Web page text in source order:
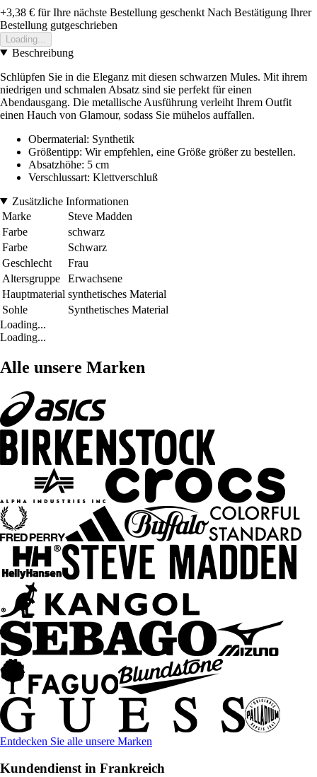
+3,38 € für Ihre nächste Bestellung geschenkt Nach Bestätigung Ihrer
Bestellung gutgeschrieben
Loading...
Beschreibung
Schlüpfen Sie in die Eleganz mit diesen schwarzen Mules. Mit ihrem
niedrigen und schmalen Absatz sind sie perfekt für einen
Abendausgang. Die metallische Ausführung verleiht Ihrem Outfit
einen Hauch von Glamour, sodass Sie mühelos auffallen.
Obermaterial: Synthetik
Größentipp: Wir empfehlen, eine Größe größer zu bestellen.
Absatzhöhe: 5 cm
Verschlussart: Klettverschluß
Zusätzliche Informationen
Marke
Steve Madden
Farbe
schwarz
Farbe
Schwarz
Geschlecht
Frau
Altersgruppe
Erwachsene
Hauptmaterial synthetisches Material
Sohle
Synthetisches Material
Loading...
Loading...
Alle unsere Marken
Entdecken Sie alle unsere Marken
Kundendienst in Frankreich